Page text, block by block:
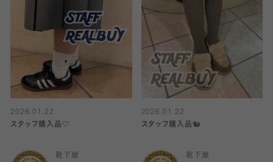
2026.01.22
スタッフ購入品🤍
靴下屋
2026.01.22
スタッフ購入品🐿️
靴下屋